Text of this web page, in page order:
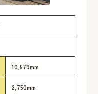
10,579mm
2,750mm